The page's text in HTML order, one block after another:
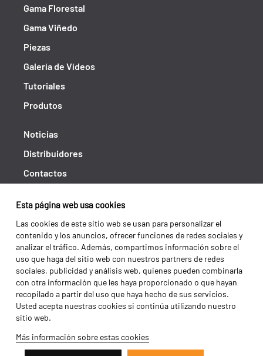
Esta página web usa cookies
Las cookies de este sitio web se usan para personalizar el
contenido y los anuncios, ofrecer funciones de redes sociales y
analizar el tráfico. Además, compartimos información sobre el
uso que haga del sitio web con nuestros partners de redes
sociales, publicidad y análisis web, quienes pueden combinarla
con otra información que les haya proporcionado o que hayan
recopilado a partir del uso que haya hecho de sus servicios.
Usted acepta nuestras cookies si continúa utilizando nuestro
sitio web.
Más información sobre estas cookies
Gama Florestal
Gama Viñedo
Piezas
Galería de Vídeos
Tutoriales
Produtos
Noticias
Distribuidores
Contactos
Shipping returns
Política de privacidad
Términos y condiciones